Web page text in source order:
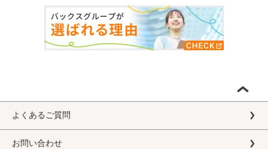
よくあるご質問
お問い合わせ